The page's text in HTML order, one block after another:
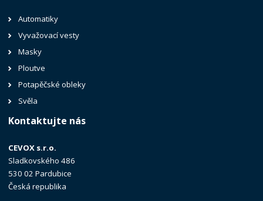
Automatiky
Vyvažovací vesty
Masky
Ploutve
Potapěčské obleky
Svěla
Kontaktujte nás
CEVOX s.r.o.
Sladkovského 486
530 02 Pardubice
Česká republika